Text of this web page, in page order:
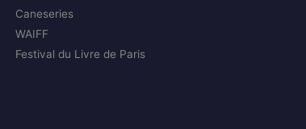
Caneseries
WAIFF
Festival du Livre de Paris